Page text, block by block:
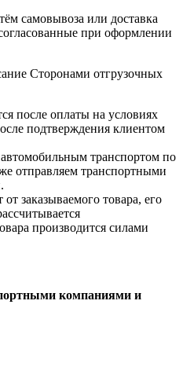
самовывоза или доставка
при оформлении
Сторонами отгрузочных
после оплаты на условиях
подтверждения клиентом
транспортом по
отправляем транспортными
заказываемого товара, его
производится силами
компаниями и